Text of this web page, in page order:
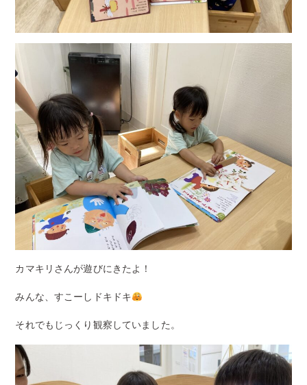
カマキリさんが遊びにきたよ！
みんな、すこーしドキドキ
それでもじっくり観察していました。